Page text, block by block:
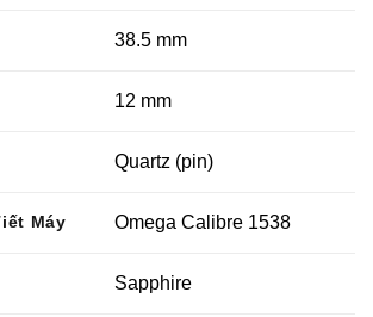
38.5 mm
12 mm
Quartz (pin)
Máy Omega Calibre 1538
Sapphire